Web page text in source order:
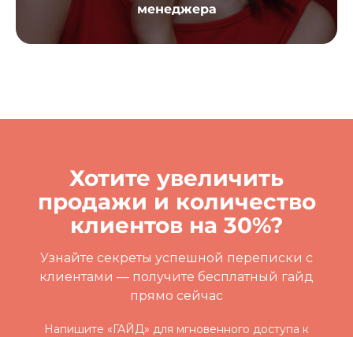
менеджера
Хотите увеличить
продажи и количество
клиентов на 30%?
Узнайте секреты успешной переписки с
клиентами — получите бесплатный гайд
прямо сейчас
Напишите «ГАЙД» для мгновенного доступа к